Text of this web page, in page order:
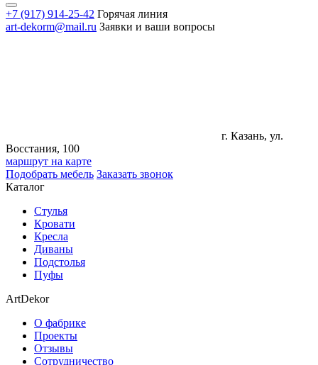
+7 (917) 914-25-42 Горячая линия
art-dekorm@mail.ru Заявки и ваши вопросы
г. Казань, ул.
Восстания, 100
маршрут на карте
Подобрать мебель Заказать звонок
Каталог
Стулья
Кровати
Кресла
Диваны
Подстолья
Пуфы
ArtDekor
О фабрике
Проекты
Отзывы
Сотрудничество